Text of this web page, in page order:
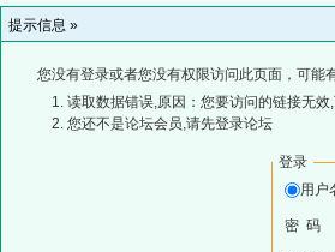
提示信息 »
您没有登录或者您没有权限访问此页面，可能
读取数据错误,原因：您要访问的链接无
您还不是论坛会员,请先登录论坛
登录
用户
密 码